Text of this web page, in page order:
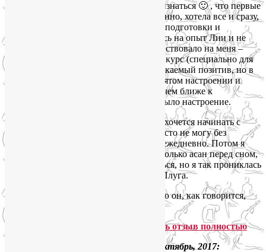
«Теперь могу признаться 🙂 , что первые
занятия меня разочаровали. Я, естественно, хотела все и сразу,
а мы начали, практически, с общей физподготовки и
суставной гимнастики. Но я положилась на опыт Лии и не
пожалела. Не знаю, что именно так действовало на меня –
предложенный Лией индивидуальный курс (специально для
меня), или ее поддержка, или ее неиссякаемый позитив, но в
день занятий я просыпалась в приподнятом настроении и
начинала ждать – когда же, кода же! И чем ближе к
назначенному часу, тем лучше у меня было настроение.
В какой-то момент я осознала, что мне хочется начинать с
йоги каждый день, а вскоре – что я просто не могу без
утренних занятий. Я стала заниматься ежедневно. Потом я
поняла, что очень здорово сделать несколько асан перед сном,
помогает от бессонницы. Будете смеяться, но я так прониклась
этим, что умудряюсь задремать в позе Плуга.
Не знаю, когда начался прогресс. Только он, как говорится,
Читать отзыв полностью
Татьяна Белоусова, 36 лет, Москва, октябрь, 2017: